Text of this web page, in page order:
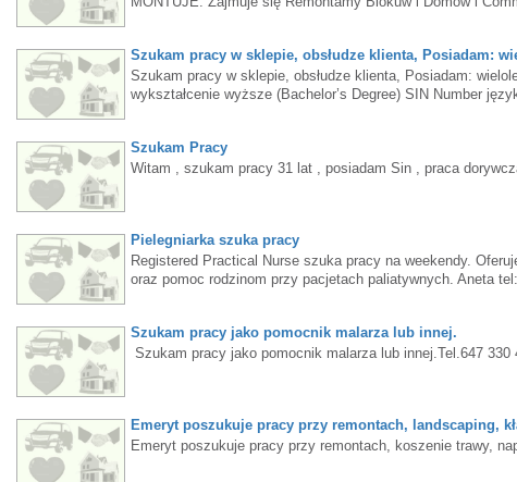
Szukam pracy w sklepie, obsłudze klienta, Posiadam:
Szukam pracy w sklepie, obsłudze klienta, Posiadam:
wykształcenie wyższe (Bachelor’s Degree) SIN Number
Szukam Pracy
Witam , szukam pracy 31 lat , posiadam Sin , praca
Pielegniarka szuka pracy
Registered Practical Nurse szuka pracy na weekendy.
oraz pomoc rodzinom przy pacjetach paliatywnych. Aneta
Szukam pracy jako pomocnik malarza lub innej.
Szukam pracy jako pomocnik malarza lub innej.Tel.647 330
Emeryt poszukuje pracy przy remontach, landscaping,
Emeryt poszukuje pracy przy remontach, koszenie trawy,